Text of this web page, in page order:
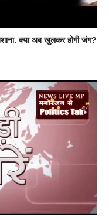
क्या अब खुलकर होगी जंग?